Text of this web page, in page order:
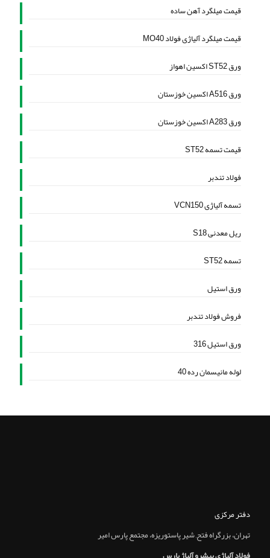
قیمت میلگرد آهن ساده
قیمت میلگرد آلیاژی فولاد MO40
ورق ST52 اکسین اهواز
ورق A516 اکسین خوزستان
ورق A283 اکسین خوزستان
قیمت تسمه ST52
فولاد تندبر
تسمه آلیاژی VCN150
ریل معدنی S18
تسمه ST52
ورق استیل
فروش فولاد تندبر
ورق استیل 316
لوله مانیسمان رده 40
دفتر مرکزی
تهران، بزرگراه فتح, شير پاستوريزه، مجتمع پارس امير